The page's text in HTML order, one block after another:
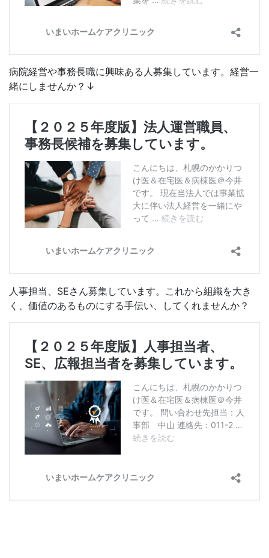
病院経営や事務長職に興味ある人募集しています。経営一
緒にしませんか？↓
人事担当、SEさん募集しています。これから組織を大き
く、価値のあるものにする手伝い、してくれませんか？